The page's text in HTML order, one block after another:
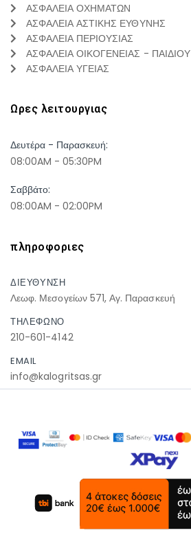
ΑΣΦΑΛΕΙΑ ΟΧΗΜΑΤΩΝ
ΑΣΦΑΛΕΙΑ ΑΣΤΙΚΗΣ ΕΥΘΥΝΗΣ
ΑΣΦΑΛΕΙΑ ΠΕΡΙΟΥΣΙΑΣ
ΑΣΦΑΛΕΙΑ ΟΙΚΟΓΕΝΕΙΑΣ - ΠΑΙΔΙΟΥ
ΑΣΦΑΛΕΙΑ ΥΓΕΙΑΣ
Ωρες λειτουργιας
Δευτέρα - Παρασκευή:
08:00AM - 05:30PM
Σαββάτο:
08:00AM - 02:00PM
πληροφοριες
ΔΙΕΥΘΥΝΣΗ
Λεωφ. Μεσογείων 571, Αγ. Παρασκευή
ΤΗΛΕΦΩΝΟ
210-601-4142
EMAIL
info@kalogritsas.gr